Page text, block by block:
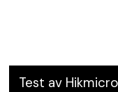
Test av